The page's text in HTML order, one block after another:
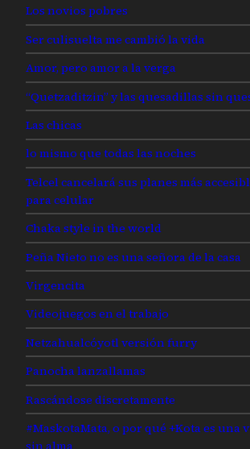
Los novios pobres
Ser culisuelta me cambió la vida
Amor, pero amor a la verga
“Quetzaditzin” y las quesadillas sin
Las chicas
lo mismo que todas las noches
Telcel cancelará sus planes más
para celular
Chaka style in the world
Peña Nieto no es una señora de la casa
Virgencita
Videojuegos en el trabajo
Netzahualcóyotl versión furry
Panocha lanzallamas
Rascándose discretamente
#MaskotaMata, o por qué +Kota es una
sin alma